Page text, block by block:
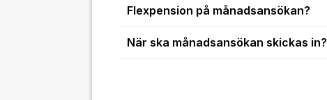
Alla inlägg
Flexpension på månadsansökan?
När ska månadsansökan skickas in?